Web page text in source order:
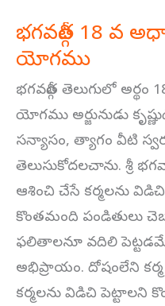
భగవద్గీత 18 వ
యోగము
భగవద్గీత తెలుగులో
యోగము అర్జునుడు
సన్యాసం, త్యాగం వీటి
తెలుసుకోదలచాను. శ్రీ
ఆశించి చేసే కర్మలను
కొంతమంది పండితులు
ఫలితాలనూ వదిలి
అభిప్రాయం. దోషంలేని కర్మ
కర్మలను విడిచి పెట్టాలని
భగవద్గీత
18
వ
అధ్యాయం –
మోక్షసన్యాస
యోగము